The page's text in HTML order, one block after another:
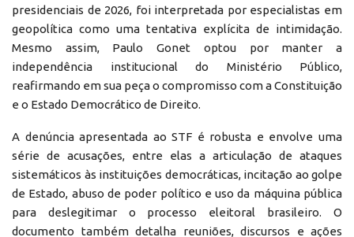
presidenciais de 2026, foi interpretada por especialistas em
geopolítica como uma tentativa explícita de intimidação.
Mesmo assim, Paulo Gonet optou por manter a
independência institucional do Ministério Público,
reafirmando em sua peça o compromisso com a Constituição
e o Estado Democrático de Direito.
A denúncia apresentada ao STF é robusta e envolve uma
série de acusações, entre elas a articulação de ataques
sistemáticos às instituições democráticas, incitação ao golpe
de Estado, abuso de poder político e uso da máquina pública
para deslegitimar o processo eleitoral brasileiro. O
documento também detalha reuniões, discursos e ações